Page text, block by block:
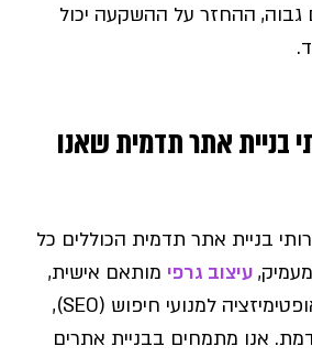
גבוה, ההחזר על ההשקעה יכול
בניית אתר תדמית שאנו
בניית אתר תדמית הכוללים כל
עיצוב גרפי מותאם אישית,
פיתוח ואינטגרציה, אופטימיזציה למנועי חיפוש (SEO),
אנו מתמחים בבניית אתרים